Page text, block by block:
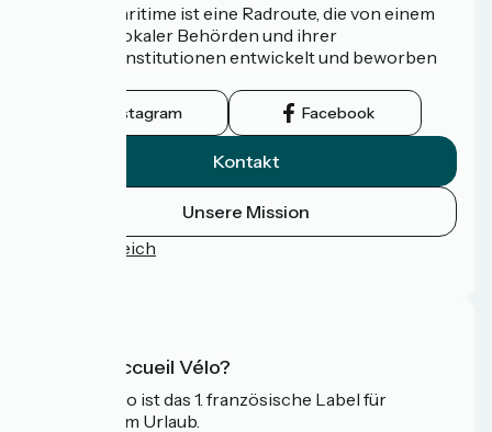
Die Vélomaritime ist eine Radroute, die von einem
Netzwerk lokaler Behörden und ihrer
Tourismusinstitutionen entwickelt und beworben
Instagram Facebook
Kontakt
Unsere Mission
Pressebereich
Was ist Accueil Vélo?
Accueil Vélo ist das 1. französische Label für
Radfahrer im Urlaub.